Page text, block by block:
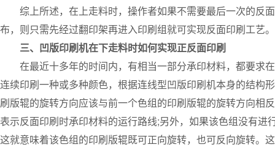
综上所述，在上走料时，操作者如果不需要最后一次的反
布，则只需先经过翻印架再进入印刷组就可实现反面印刷工艺。
三、凹版印刷机在下走料时如何实现正反面印刷
在最近十多年的时间内，有相当一部分承印材料，都要求
连续印刷一种或多种颜色，根据连线型凹版印刷机本身的结构
刷版辊的旋转方向应该与前一个色组的印刷版辊的旋转方向相
表示反面印刷时承印材料的运行路线;另外，如果该色组没有
这就意味着该色组的印刷版辊既可正向旋转，也可反向旋转。